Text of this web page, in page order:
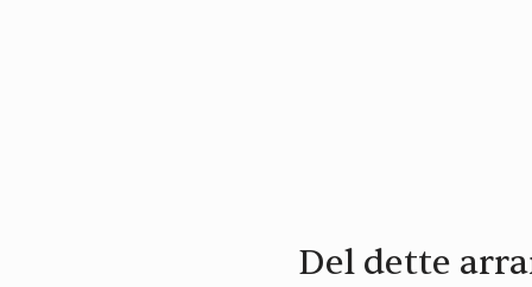
Del dette